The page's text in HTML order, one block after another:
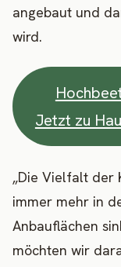
angebaut und
wird.
Jetzt zu
„Die Vielfalt der
immer mehr in
Anbauflächen
möchten wir